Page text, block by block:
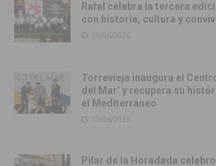
Rafal celebra la tercera
con historia, cultura y
13/06/2026
Torrevieja inaugura el
del Mar’ y recupera su
el Mediterráneo
12/06/2026
Pilar de la Horadada